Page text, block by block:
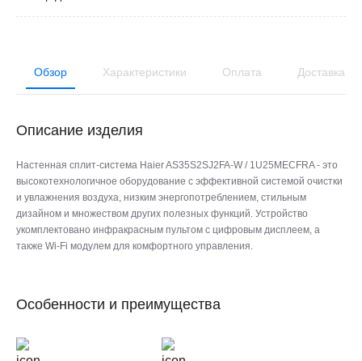
Обзор Характеристики Оплата Доставка
Описание изделия
Настенная сплит-система Haier AS35S2SJ2FA-W / 1U25MECFRA - это
высокотехнологичное оборудование с эффективной системой очистки
и увлажнения воздуха, низким энергопотреблением, стильным
дизайном и множеством других полезных функций. Устройство
укомплектовано инфракрасным пультом с цифровым дисплеем, а
также Wi-Fi модулем для комфортного управления.
Особенности и преимущества